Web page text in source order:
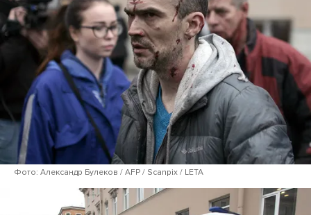
Фото: Александр Булеков / AFP / Scanpix / LETA